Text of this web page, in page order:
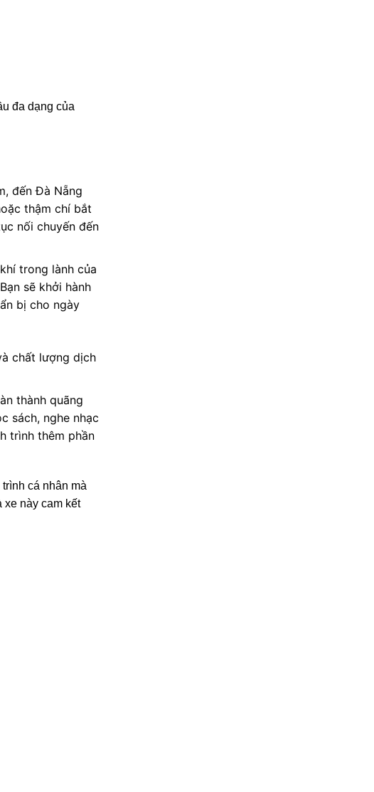
đa dạng của
đến Đà Nẵng
thậm chí bắt
nối chuyến đến
trong lành của
sẽ khởi hành
bị cho ngày
chất lượng dịch
thành quãng
sách, nghe nhạc
trình thêm phần
cá nhân mà
xe này cam kết